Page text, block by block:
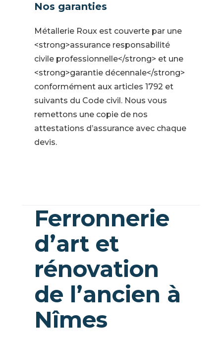
Nos garanties
Métallerie Roux est couverte par une
<strong>assurance responsabilité
civile professionnelle</strong> et une
<strong>garantie décennale</strong>
conformément aux articles 1792 et
suivants du Code civil. Nous vous
remettons une copie de nos
attestations d’assurance avec chaque
devis.
Ferronnerie
d’art et
rénovation
de l’ancien à
Nîmes